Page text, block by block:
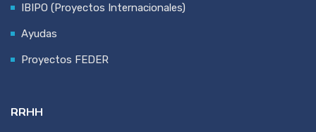
IBIPO (Proyectos Internacionales)
Ayudas
Proyectos FEDER
RRHH